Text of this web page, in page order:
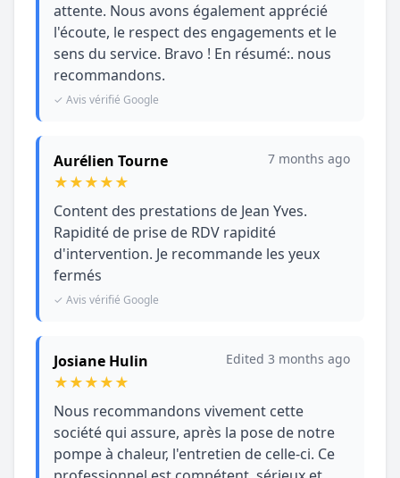
attente. Nous avons également apprécié
l'écoute, le respect des engagements et le
sens du service. Bravo ! En résumé:. nous
recommandons.
✓ Avis vérifié Google
Aurélien Tourne
★★★★★
7 months ago
Content des prestations de Jean Yves.
Rapidité de prise de RDV rapidité
d'intervention. Je recommande les yeux
fermés
✓ Avis vérifié Google
Josiane Hulin
★★★★★
Edited 3 months ago
Nous recommandons vivement cette
société qui assure, après la pose de notre
pompe à chaleur, l'entretien de celle-ci. Ce